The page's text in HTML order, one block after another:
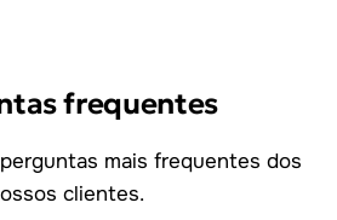
frequentes
mais frequentes dos
clientes.